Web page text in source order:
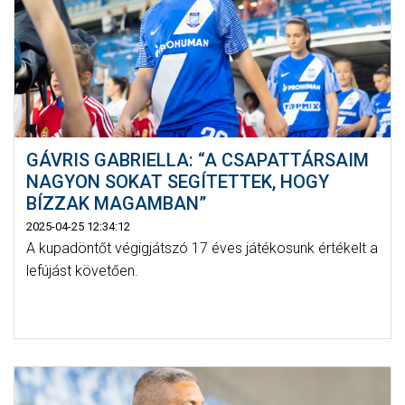
GÁVRIS GABRIELLA: “A CSAPATTÁRSAIM
NAGYON SOKAT SEGÍTETTEK, HOGY
BÍZZAK MAGAMBAN”
2025-04-25 12:34:12
A kupadöntőt végigjátszó 17 éves játékosunk értékelt a
lefújást követően.